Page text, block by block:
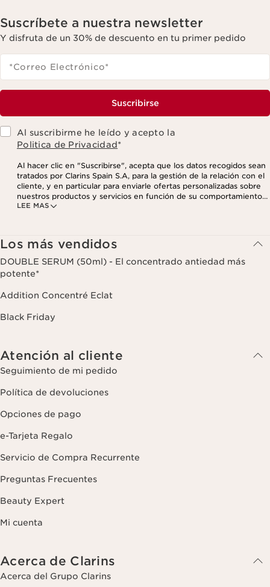
Suscríbete a nuestra newsletter
Y disfruta de un 30% de descuento en tu primer pedido
*Correo Electrónico*
Suscribirse
Al suscribirme he leído y acepto la
Politica de Privacidad*
LEE MAS
Al hacer clic en "Suscribirse", acepta que los datos recogidos sean
tratados por Clarins Spain S.A, para la gestión de la relación con el
cliente, y en particular para enviarle ofertas personalizadas sobre
nuestros productos y servicios en función de su comportamiento
de compra, sus hábitos y/o intereses, incluso mediante su
momento haciendo click en el enlace para darse de baja que
aparece en cada newsletter que reciba. Para más información
sobre la gestión de sus datos y sus derechos, consulte nuestra
Los más vendidos
DOUBLE SERUM (50ml) - El concentrado antiedad más
potente*
Addition Concentré Eclat
Black Friday
Atención al cliente
Seguimiento de mi pedido
Política de devoluciones
Opciones de pago
e-Tarjeta Regalo
Servicio de Compra Recurrente
Preguntas Frecuentes
Beauty Expert
Mi cuenta
Acerca de Clarins
Acerca del Grupo Clarins